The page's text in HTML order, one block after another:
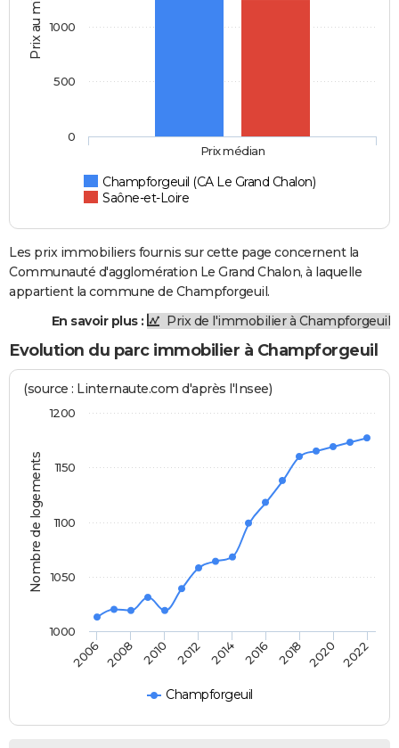
Prix au m2
Champforgeuil (CA Le Grand Chalon)
Saône-et-Loire
Prix médian
0
500
1000
Les prix immobiliers fournis sur cette page concernent la
Communauté d'agglomération Le Grand Chalon, à laquelle
appartient la commune de Champforgeuil.
En savoir plus :
Prix de l'immobilier à Champforgeuil
Evolution du parc immobilier à Champforgeuil
Nombre de logements
(source : Linternaute.com d'après l'Insee)
Champforgeuil
2006 2008 2010 2012 2014 2016 2018 2020 2022
1000
1050
1100
1150
1200